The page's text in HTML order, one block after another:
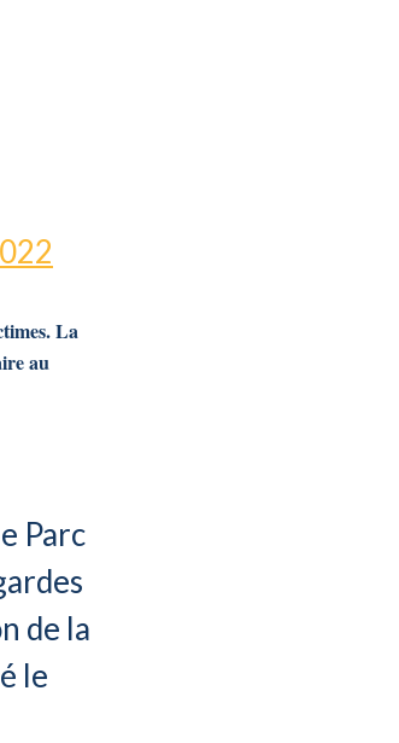
La
au
Parc
de la
le